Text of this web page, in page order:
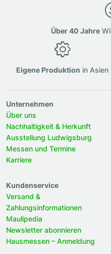
Über 40 Jahre
Eigene Produktion in Asien
Unternehmen
Über uns
Nachhaltigkeit & Herkunft
Ausstellung Ludwigsburg
Messen und Termine
Karriere
Kundenservice
Versand &
Zahlungsinformationen
Maulipedia
Newsletter abonnieren
Hausmessen – Anmeldung